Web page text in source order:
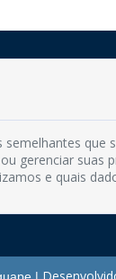
|
que
gerenciar suas
e quais